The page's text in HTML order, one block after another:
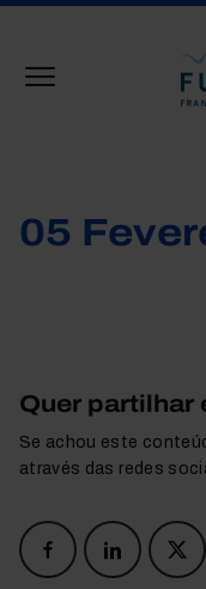
05
Quer partilhar
Se achou este
através das redes